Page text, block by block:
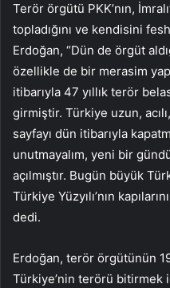
Terör örgütü PKK’nın,
topladığını ve kendisini
Erdoğan, “Dün de örgüt
özellikle de bir merasim
itibarıyla 47 yıllık terör
girmiştir. Türkiye uzun,
sayfayı dün itibarıyla
unutmayalım, yeni bir
açılmıştır. Bugün büyük
Türkiye Yüzyılı’nın
dedi.
Erdoğan, terör örgütünün
Türkiye’nin terörü bitirmek